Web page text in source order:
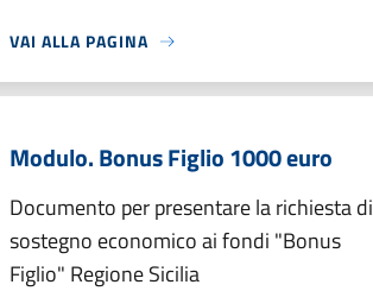
VAI ALLA PAGINA
Modulo. Bonus Figlio 1000 euro
Documento per presentare la richiesta di
sostegno economico ai fondi "Bonus
Figlio" Regione Sicilia